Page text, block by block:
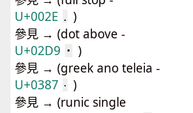
U+002E
)
參見 → (dot above -
U+02D9 ˙
)
參見 → (greek ano teleia -
U+0387 · )
參見 → (runic single